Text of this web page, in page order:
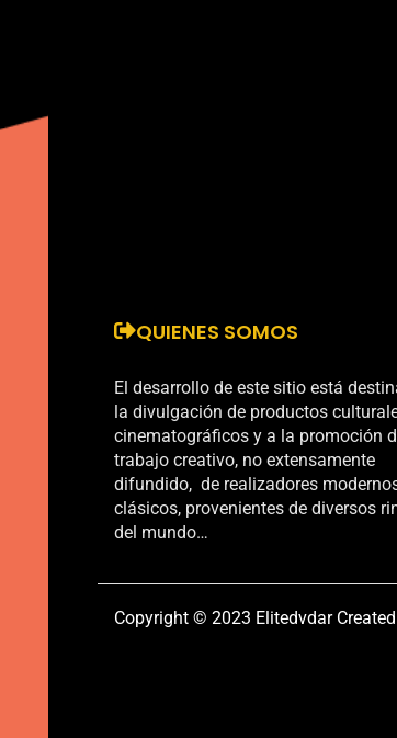
QUIENES SOMOS
El desarrollo de este sitio está
la divulgación de productos
cinematográficos y a la promoción
trabajo creativo, no extensamente
difundido, de realizadores
clásicos, provenientes de diversos
del mundo…
Copyright © 2023 Elitedvdar